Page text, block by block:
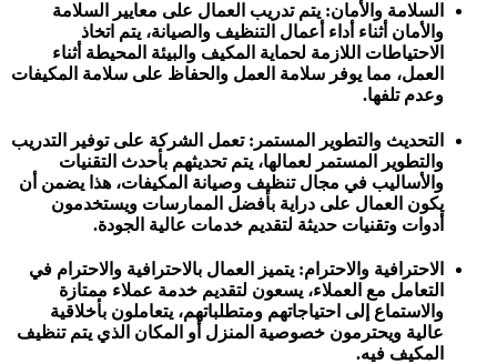
السلامة والأمان: يتم تدريب العمال على معايير السلامة
والأمان أثناء أداء أعمال التنظيف والصيانة، يتم اتخاذ
الاحتياطات اللازمة لحماية المكيف والبيئة المحيطة أثناء
العمل، مما يوفر سلامة العمل والحفاظ على سلامة المكيفات
وعدم تلفها.
التحديث والتطوير المستمر: تعمل الشركة على توفير التدريب
والتطوير المستمر لعمالها، يتم تحديثهم بأحدث التقنيات
والأساليب في مجال تنظيف وصيانة المكيفات، هذا يضمن أن
يكون العمال على دراية بأفضل الممارسات ويستخدمون
أدوات وتقنيات حديثة لتقديم خدمات عالية الجودة.
الاحترافية والاحترام: يتميز العمال بالاحترافية والاحترام في
التعامل مع العملاء، يسعون لتقديم خدمة عملاء ممتازة
والاستماع إلى احتياجاتهم ومتطلباتهم، يتعاملون بأخلاقية
عالية ويحترمون خصوصية المنزل أو المكان الذي يتم تنظيف
المكيف فيه.